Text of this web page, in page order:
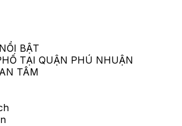
BẬT
TẠI QUẬN PHÚ NHUẬN
TÂM